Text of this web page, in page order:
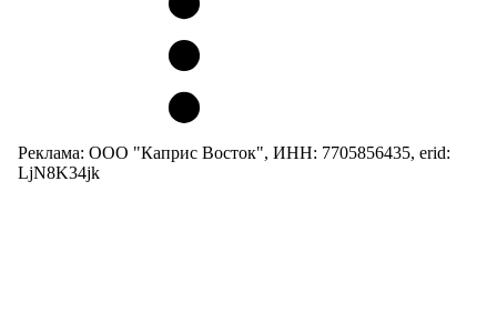
Реклама: ООО "Каприс Восток", ИНН: 7705856435, erid:
LjN8K34jk